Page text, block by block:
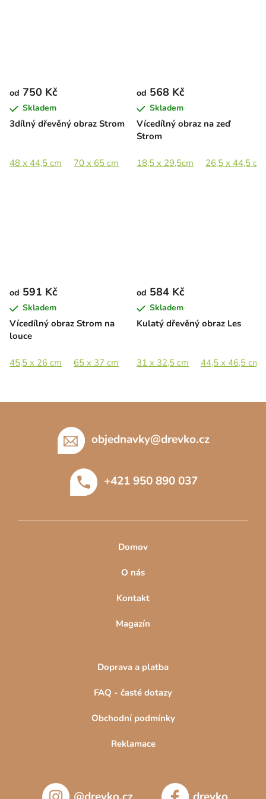
3dílný dřevěný obraz Strom
od 750 Kč
Skladem
48 x 44,5 cm 70 x 65 cm 96 x 89 cm 143,5 x 133 cm
Vícedílný obraz na zeď
Strom
od 568 Kč
Skladem
18,5 x 29,5cm 26,5 x 44,5 cm
Vícedílný obraz Strom na
louce
od 591 Kč
Skladem
45,5 x 26 cm 65 x 37 cm 89 x 51 cm 133 x 76 cm
Kulatý dřevěný obraz Les
od 584 Kč
Skladem
31 x 32,5 cm 44,5 x 46,5 cm
objednavky@drevko.cz
+421 950 890 037
Domov
O nás
Kontakt
Magazín
Doprava a platba
FAQ - časté dotazy
Obchodní podmínky
Reklamace